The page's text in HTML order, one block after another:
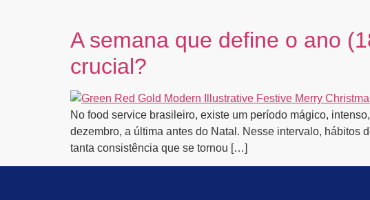
A semana que define o ano
crucial?
No food service brasileiro, existe um período mágico,
dezembro, a última antes do Natal. Nesse intervalo, hábitos
tanta consistência que se tornou […]